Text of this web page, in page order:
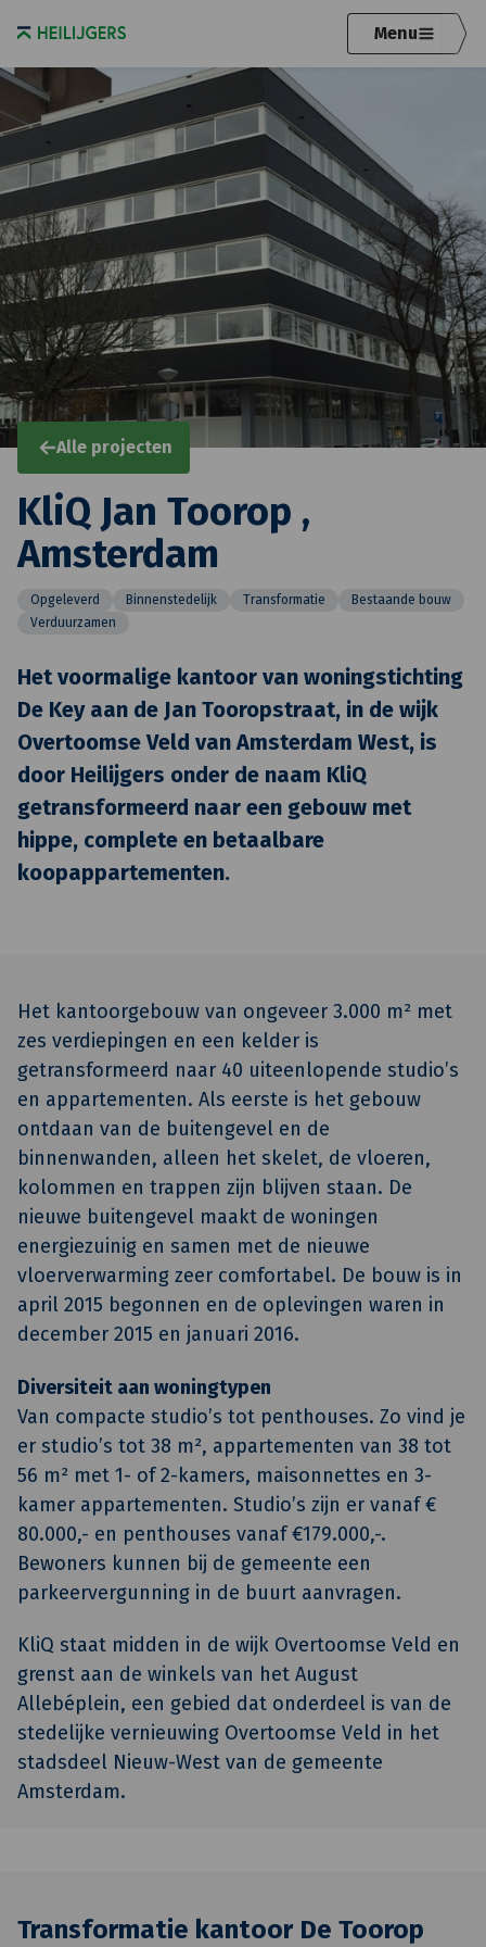
Menu
Alle projecten
KliQ Jan Toorop ,
Amsterdam
Opgeleverd Binnenstedelijk Transformatie
Bestaande bouw
Verduurzamen
Het voormalige kantoor van woningstichting
De Key aan de Jan Tooropstraat, in de wijk
Overtoomse Veld van Amsterdam West, is
door Heilijgers onder de naam KliQ
getransformeerd naar een gebouw met
hippe, complete en betaalbare
koopappartementen.
Het kantoorgebouw van ongeveer 3.000 m² met
zes verdiepingen en een kelder is
getransformeerd naar 40 uiteenlopende studio’s
en appartementen. Als eerste is het gebouw
ontdaan van de buitengevel en de
binnenwanden, alleen het skelet, de vloeren,
kolommen en trappen zijn blijven staan. De
nieuwe buitengevel maakt de woningen
energiezuinig en samen met de nieuwe
vloerverwarming zeer comfortabel. De bouw is in
april 2015 begonnen en de oplevingen waren in
december 2015 en januari 2016.
Diversiteit aan woningtypen
Van compacte studio’s tot penthouses. Zo vind je
er studio’s tot 38 m², appartementen van 38 tot
56 m² met 1- of 2-kamers, maisonnettes en 3-
kamer ­appartementen. Studio’s zijn er vanaf €
80.000,- en penthouses vanaf €179.000,-.
Bewoners kunnen bij de gemeente een
parkeervergunning in de buurt aanvragen.
KliQ staat midden in de wijk Overtoomse Veld en
grenst aan de winkels van het August
Allebéplein, een gebied dat onderdeel is van de
stedelijke vernieuwing Overtoomse Veld in het
stadsdeel Nieuw-West van de gemeente
Amsterdam.
Transformatie kantoor De Toorop